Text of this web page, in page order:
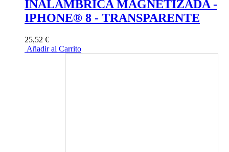
INALAMBRICA MAGNETIZADA -
IPHONE® 8 - TRANSPARENTE
25,52 €
Añadir al Carrito